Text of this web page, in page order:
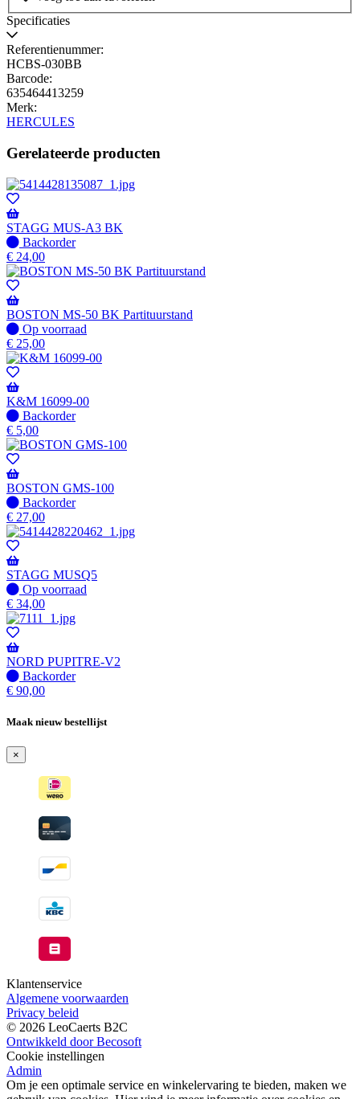
Specificaties
Referentienummer:
HCBS-030BB
Barcode:
635464413259
Merk:
HERCULES
Gerelateerde producten
STAGG MUS-A3 BK
Niet
op
voorraad
-
Wordt
verzonden
wanneer
beschikbaar
Backorder
€ 24,00
BOSTON MS-50 BK Partituurstand
Op
voorraad
Op voorraad
€ 25,00
K&M 16099-00
Niet
op
voorraad
-
Wordt
verzonden
wanneer
beschikbaar
Backorder
€ 5,00
BOSTON GMS-100
Niet
op
voorraad
-
Wordt
verzonden
wanneer
beschikbaar
Backorder
€ 27,00
STAGG MUSQ5
Op
voorraad
Op voorraad
€ 34,00
NORD PUPITRE-V2
Niet
op
-
verzonden
wanneer
beschikbaar
Backorder
€ 90,00
Maak nieuw bestellijst
×
Klantenservice
Algemene voorwaarden
Privacy beleid
© 2026 LeoCaerts B2C
Ontwikkeld door Becosoft
Cookie instellingen
Admin
Om je een optimale service en winkelervaring te bieden, maken we